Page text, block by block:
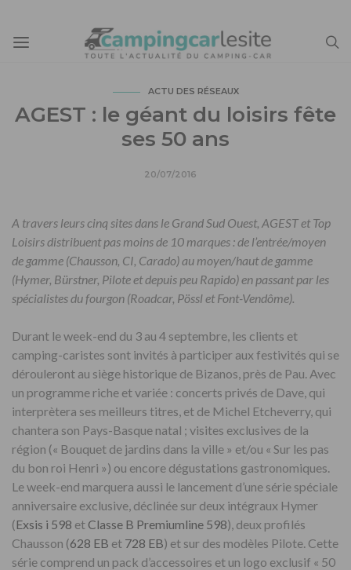
ACTU DES RÉSEAUX
AGEST : le géant du loisirs fête
ses 50 ans
20/07/2016
A travers leurs cinq sites dans le Grand Sud Ouest, AGEST et Top
Loisirs distribuent pas moins de 10 marques : de l’entrée/moyen
de gamme (Chausson, CI, Carado) au moyen/haut de gamme
(Hymer, Bürstner, Pilote et depuis peu Rapido) en passant par les
spécialistes du fourgon (Roadcar, Pössl et Font-Vendôme).
Durant le week-end du 3 au 4 septembre, les clients et
camping-caristes sont invités à participer aux festivités qui se
dérouleront au siège historique de Bizanos, près de Pau. Avec
un programme riche et variée : concerts privés de Dave, qui
interprètera ses meilleurs titres, et de Michel Etcheverry, qui
chantera son Pays-Basque natal ; visites exclusives de la
région (« Bouquet de jardins dans la ville » et/ou « Sur les pas
du bon roi Henri ») ou encore dégustations gastronomiques.
Le week-end marquera aussi le lancement d’une série spéciale
anniversaire exclusive, déclinée sur deux intégraux Hymer
(Exsis i 598 etClasse B Premiumline 598), deux profilés
Chausson (628 EB et 728 EB) et sur des modèles Pilote. Cette
série comprend un pack d’accessoires et un logo exclusif « 50